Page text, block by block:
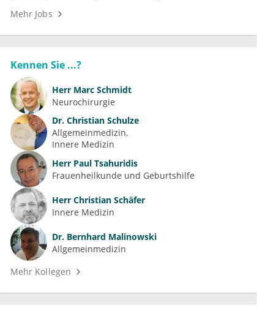
Mehr Jobs
Kennen Sie ...?
Herr Marc Schmidt
Neurochirurgie
Dr. Christian Schulze
Allgemeinmedizin
Innere Medizin
Herr Paul Tsahuridis
Frauenheilkunde und Geburtshilfe
Herr Christian Schäfer
Innere Medizin
Dr. Bernhard Malinowski
Allgemeinmedizin
Mehr Kollegen